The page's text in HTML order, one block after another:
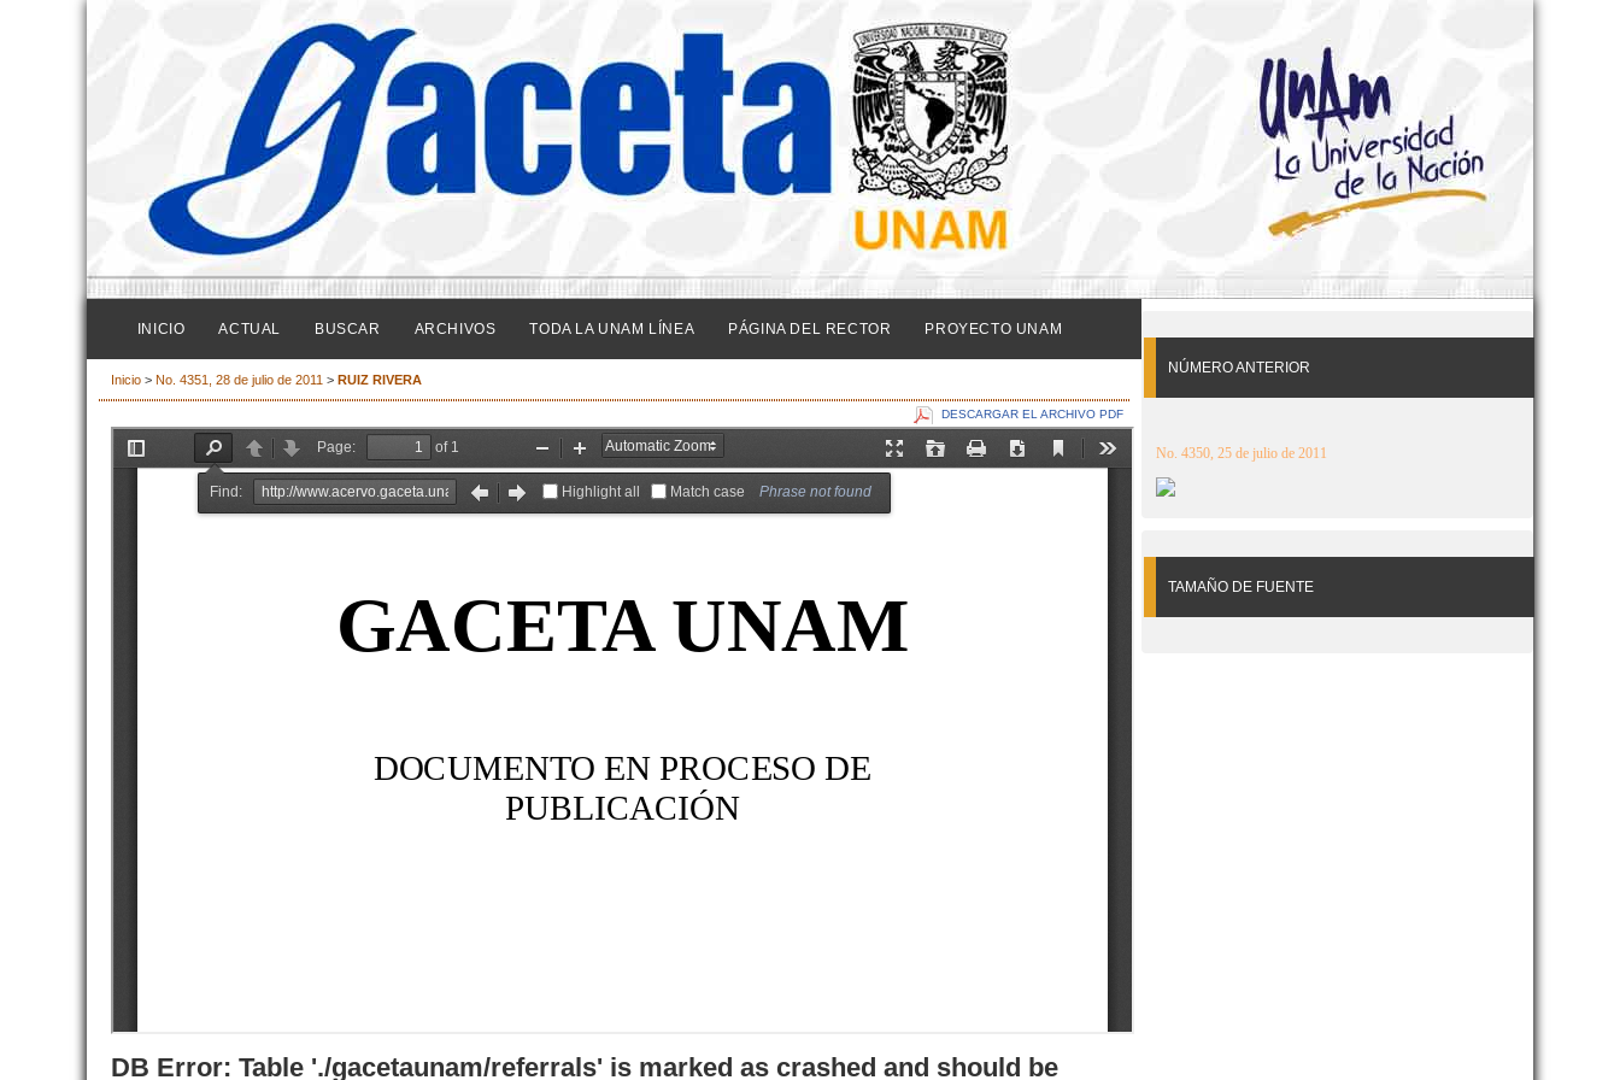
NÚMERO ANTERIOR
No. 4350, 25 de julio de 2011
TAMAÑO DE FUENTE
INICIO ACTUAL BUSCAR ARCHIVOS TODA LA UNAM LÍNEA PÁGINA DEL RECTOR PROYECTO UNAM
Inicio > No. 4351, 28 de julio de 2011 > RUIZ RIVERA
DESCARGAR EL ARCHIVO PDF
DB Error: Table './gacetaunam/referrals' is marked as crashed and should be